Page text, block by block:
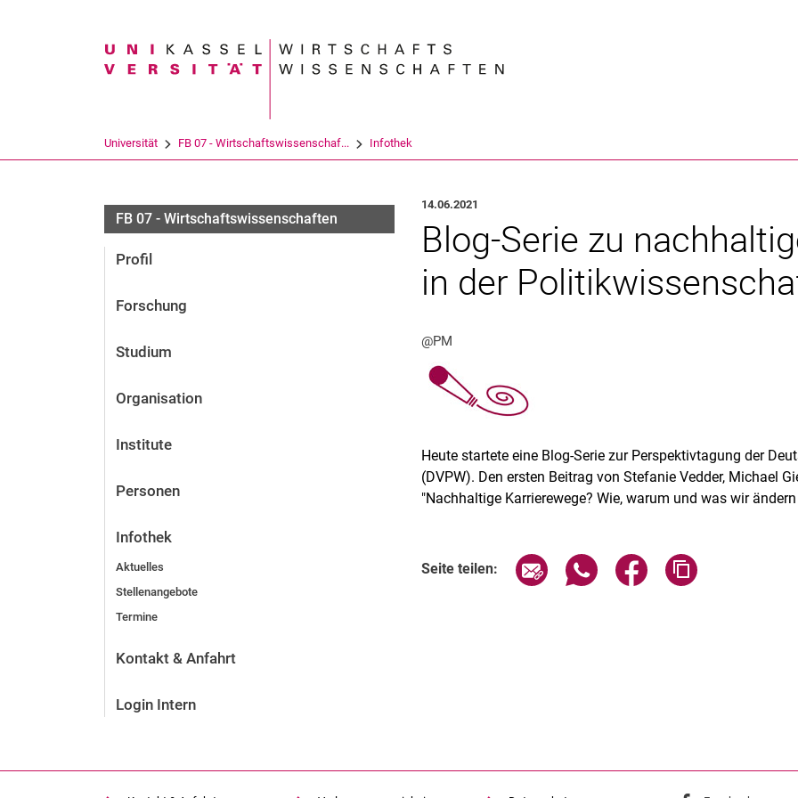
Suchbegriff
Universität FB 07 - Wirtschaftswissenschaf... Infothek
FB 07 - Wirtschaftswissenschaften
Profil
Forschung
Studium
Organisation
Institute
Personen
Infothek
Aktuelles
Stellenangebote
Termine
Kontakt & Anfahrt
Login Intern
14.06.2021
Blog-Serie zu
in der
@PM
Heute startete eine Blog-Serie zur Perspektivtagung der
(DVPW). Den ersten Beitrag von Stefanie Vedder, Michael
"Nachhaltige Karrierewege? Wie, warum und was wir
Seite teilen: Seite über E-Mail teilen
Seite über WhatsApp teilen
Seite über Facebook